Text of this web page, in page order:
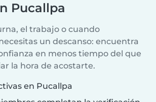
Pucallpa
el trabajo o cuando
un descanso: encuentra
en menos tiempo del que
la hora de acostarte.
en Pucallpa